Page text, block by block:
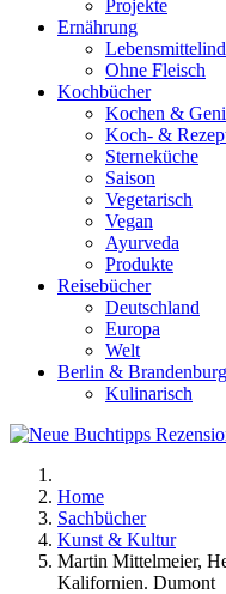
Projekte
Ernährung
Ohne Fleisch
Kochbücher
Kochen &
Koch- &
Sterneküche
Saison
Vegetarisch
Vegan
Ayurveda
Produkte
Reisebücher
Deutschland
Europa
Welt
Berlin & Brandenburg
Kulinarisch
Home
Sachbücher
Kunst & Kultur
Martin Mittelmeier,
Kalifornien. Dumont